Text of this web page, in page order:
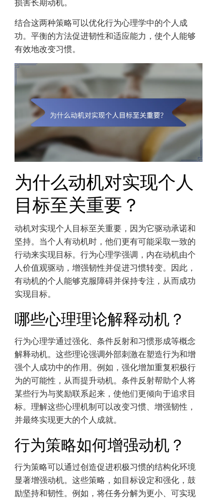
结合这两种策略可以优化行为心理学中的个人成
功。平衡的方法促进韧性和适应能力，使个人能够
有效地改变习惯。
为什么动机对实现个人
目标至关重要？
动机对实现个人目标至关重要，因为它驱动承诺和
坚持。当个人有动机时，他们更有可能采取一致的
行动来实现目标。行为心理学强调，内在动机由个
人价值观驱动，增强韧性并促进习惯转变。因此，
有动机的个人能够克服障碍并保持专注，从而成功
实现目标。
哪些心理理论解释动机？
行为心理学通过强化、条件反射和习惯形成等概念
解释动机。这些理论强调外部刺激在塑造行为和增
强个人成功中的作用。例如，强化增加重复积极行
为的可能性，从而提升动机。条件反射帮助个人将
某些行为与奖励联系起来，使他们更倾向于追求目
标。理解这些心理机制可以改变习惯、增强韧性，
并最终实现更大的个人成就。
行为策略如何增强动机？
行为策略可以通过创造促进积极习惯的结构化环境
显著增强动机。这些策略，如目标设定和强化，鼓
励坚持和韧性。例如，将任务分解为更小、可实现